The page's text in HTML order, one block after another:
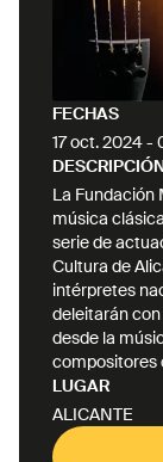
musical
Bach. Con
alemán
Hagadá
Agua
de 100
están
Würzburg
nuevo
artística de
basados en
cada artista
particular
arte. A lo
en Madrid
Duque, La
FECHAS
17 oct. 2024-
La Fundación
música
serie de
Cultura de
intérpretes
deleitarán
desde la
compositores
LUGAR
ALICANTE